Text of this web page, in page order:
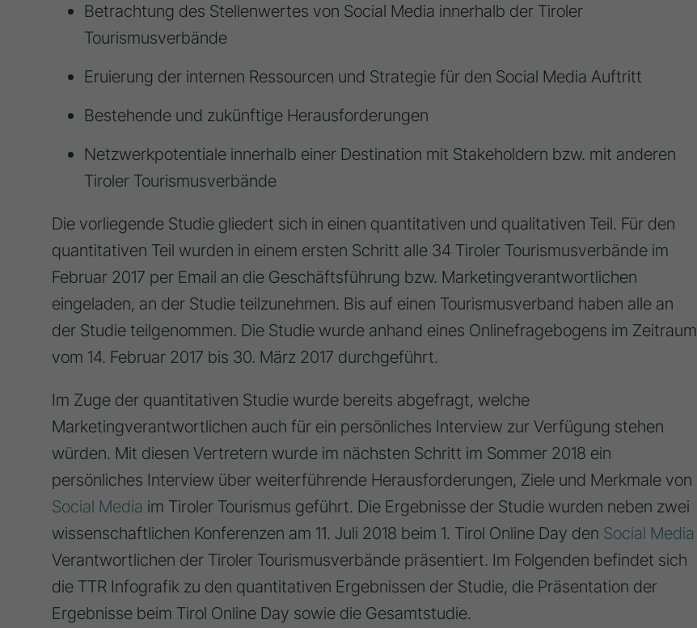
Betrachtung des Stellenwertes von Social Media innerhalb der Tiroler
Tourismusverbände
Eruierung der internen Ressourcen und Strategie für den Social Media Auftritt
Bestehende und zukünftige Herausforderungen
Netzwerkpotentiale innerhalb einer Destination mit Stakeholdern bzw. mit anderen
Tiroler Tourismusverbände
Die vorliegende Studie gliedert sich in einen quantitativen und qualitativen Teil. Für den
quantitativen Teil wurden in einem ersten Schritt alle 34 Tiroler Tourismusverbände im
Februar 2017 per Email an die Geschäftsführung bzw. Marketingverantwortlichen
eingeladen, an der Studie teilzunehmen. Bis auf einen Tourismusverband haben alle an
der Studie teilgenommen. Die Studie wurde anhand eines Onlinefragebogens im Zeitraum
vom 14. Februar 2017 bis 30. März 2017 durchgeführt.
Im Zuge der quantitativen Studie wurde bereits abgefragt, welche
Marketingverantwortlichen auch für ein persönliches Interview zur Verfügung stehen
würden. Mit diesen Vertretern wurde im nächsten Schritt im Sommer 2018 ein
persönliches Interview über weiterführende Herausforderungen, Ziele und Merkmale von
Social Media im Tiroler Tourismus geführt. Die Ergebnisse der Studie wurden neben zwei
wissenschaftlichen Konferenzen am 11. Juli 2018 beim 1. Tirol Online Day den Social Media
Verantwortlichen der Tiroler Tourismusverbände präsentiert. Im Folgenden befindet sich
die TTR Infografik zu den quantitativen Ergebnissen der Studie, die Präsentation der
Ergebnisse beim Tirol Online Day sowie die Gesamtstudie.